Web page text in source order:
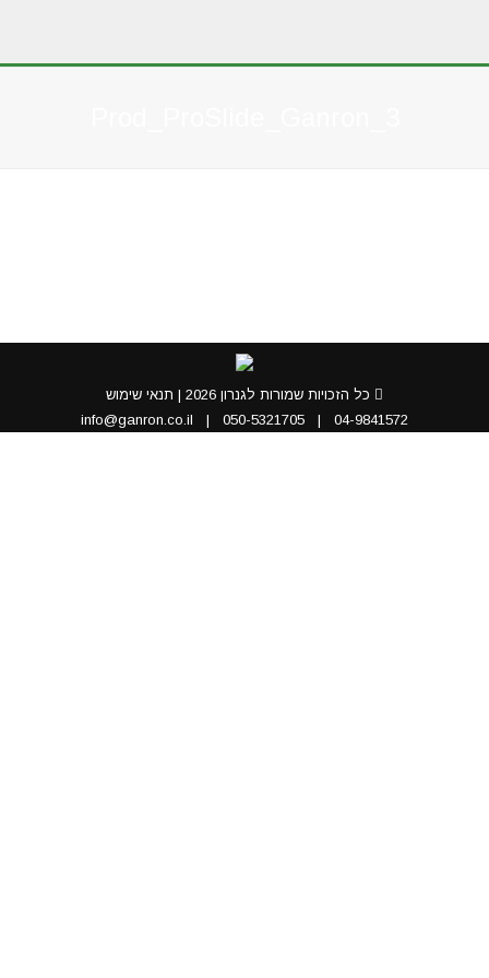
כל הזכויות שמורות לגנרון 2026 |
תנאי שימוש
04-9841572
|
050-5321705
|
info@ganron.co.il